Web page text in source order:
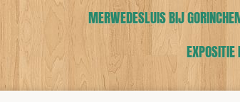
MERWEDESLUIS BIJ
EXPOSITIE